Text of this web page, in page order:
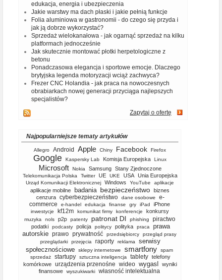
edukacja, energia i ubezpieczenia
Jakie warstwy ma dach płaski i jakie pełnią funkcje
Folia aluminiowa w gastronomii - do czego się przyda i
jak ją dobrze wykorzystać?
Sprzedaż wielokanałowa - jak ogarnąć sprzedaż na kilku
platformach jednocześnie
Jak skutecznie montować płotki herpetologiczne z
betonu
Ponadczasowa elegancja i sportowe emocje. Dlaczego
brytyjska legenda motoryzacji wciąż zachwyca?
Frezer CNC Holandia - jak praca na nowoczesnych
obrabiarkach nowej generacji przyciąga najlepszych
specjalistów?
Zapytaj o ofertę
Najpopularniejsze tematy artykułów
Allegro Android Apple Chiny Facebook Firefox
Google Kaspersky Lab Komisja Europejska Linux
Microsoft Nokia Samsung Stany Zjednoczone
Telekomunikacja Polska Twitter UE UKE USA Unia Europejska
Urząd Komunikacji Elektronicznej Windows YouTube aplikacje
aplikacje mobilne badania bezpieczeństwo biznes
cenzura cyberbezpieczeństwo dane osobowe
e-
commerce
e-handel edukacja finanse gry iPad iPhone
inwestycje kf12m komunikat firmy konferencje konkursy
muzyka nols p2p patenty patronat DI phishing piractwo
podatki podcasty policja politycy polityka praca
prawa
autorskie prawo prywatność przedsiębiorcy
przegląd prasy
przeglądarki
przejęcia raporty reklama
serwisy
społecznościowe
sklepy internetowe smartfony
spam
sprzedaż
startupy sztuczna inteligencja tablety telefony
komórkowe
urządzenia przenośne wideo wygasl
wyniki
finansowe
wyszukiwarki własność intelektualna